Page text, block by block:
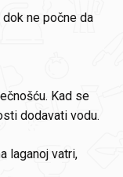
ne počne da
Kad se
dodavati vodu.
laganoj vatri,